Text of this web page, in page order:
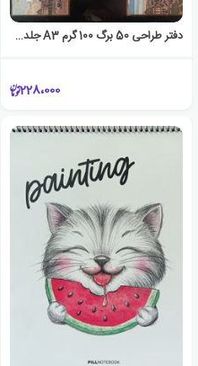
دفتر طراحی 50 برگ 100 گرم A3 جلد‌سخت سیم‌از‌بالا (پودل) پاریس
228،000